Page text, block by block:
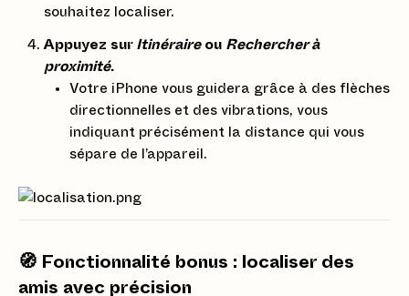
souhaitez localiser.
Appuyez sur Itinéraireou Rechercher à
proximité.
Votre iPhone vous guidera grâce à des flèches
directionnelles et des vibrations, vous
indiquant précisément la distance qui vous
sépare de l’appareil.
🧭 Fonctionnalité bonus : localiser des
amis avec précision